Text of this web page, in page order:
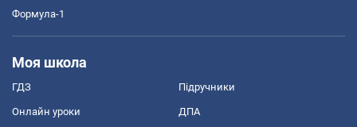
Формула-1
Моя школа
ГДЗ Підручники
Онлайн уроки ДПА